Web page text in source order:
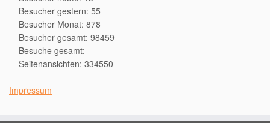
Besucher gestern: 55
Besucher Monat: 878
Besucher gesamt: 98459
Besuche gesamt:
Seitenansichten: 334550
Impressum